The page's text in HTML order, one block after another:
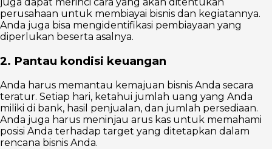
perusahaan untuk membiayai bisnis dan kegiatannya.
Anda juga bisa mengidentifikasi pembiayaan yang
diperlukan beserta asalnya.
2. Pantau kondisi keuangan
Anda harus memantau kemajuan bisnis Anda secara
teratur. Setiap hari, ketahui jumlah uang yang Anda
miliki di bank, hasil penjualan, dan jumlah persediaan.
Anda juga harus meninjau arus kas untuk memahami
posisi Anda terhadap target yang ditetapkan dalam
rencana bisnis Anda.